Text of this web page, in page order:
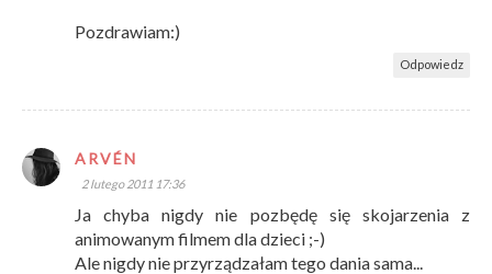
Pozdrawiam:)
Odpowiedz
ARVÉN
2 lutego 2011 17:36
Ja chyba nigdy nie pozbędę się skojarzenia z
animowanym filmem dla dzieci ;-)
Ale nigdy nie przyrządzałam tego dania sama...